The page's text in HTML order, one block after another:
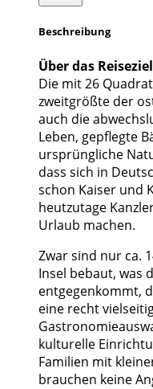
Beschreibung
Über das
Die mit 26
zweitgrößte der
auch die
Leben, gepflegte
ursprüngliche
dass sich in
schon Kaiser und
heutzutage
Urlaub machen.
Zwar sind nur ca.
Insel bebaut, was
entgegenkommt,
eine recht
kulturelle
Familien mit
brauchen keine